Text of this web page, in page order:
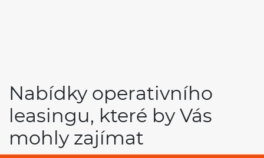
Nabídky operativního
leasingu, které by Vás
mohly zajímat